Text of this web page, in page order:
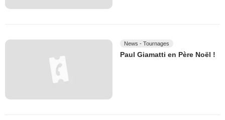
News - Tournages
Paul Giamatti en Père Noël !